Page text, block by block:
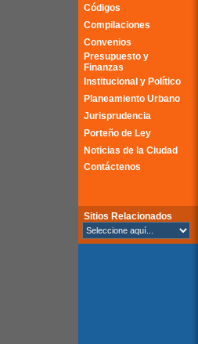
Códigos
Compilaciones
Convenios
Presupuesto y
Finanzas
Institucional y Político
Planeamiento Urbano
Jurisprudencia
Porteño de Ley
Noticias de la Ciudad
Contáctenos
Sitios Relacionados